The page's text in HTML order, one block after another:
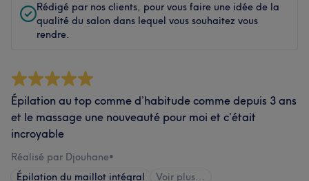
Rédigé par nos clients, pour vous faire une idée de la
qualité du salon dans lequel vous souhaitez vous
rendre.
Épilation au top comme d’habitude comme depuis 3 ans
et le massage une nouveauté pour moi et c’était
incroyable
Réalisé par Djouhane•
Épilation du maillot intégral
Voir plus...